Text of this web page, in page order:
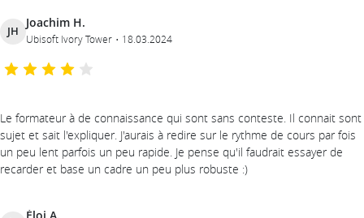
JH
Joachim H.
Ubisoft Ivory Tower 18.03.2024
Le formateur à de connaissance qui sont sans conteste. Il connait sont
sujet et sait l'expliquer. J'aurais à redire sur le rythme de cours par fois
un peu lent parfois un peu rapide. Je pense qu'il faudrait essayer de
recarder et base un cadre un peu plus robuste :)